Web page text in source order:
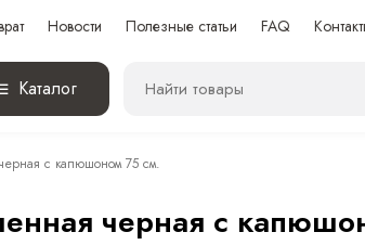
Новости Полезные статьи FAQ
Каталог
с капюшоном 75 см.
черная с